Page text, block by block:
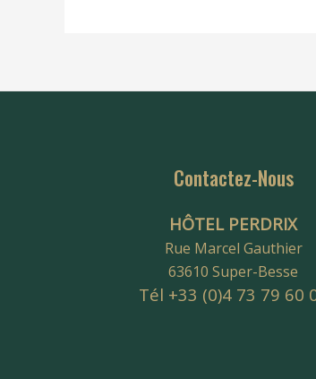
Contactez-Nous
HÔTEL PERDRIX
Rue Marcel Gauthier
63610 Super-Besse
Tél +33 (0)4 73 79 60